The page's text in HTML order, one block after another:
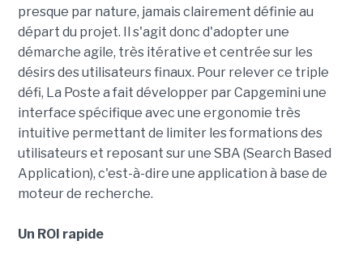
presque par nature, jamais clairement définie au
départ du projet. Il s'agit donc d'adopter une
démarche agile, très itérative et centrée sur les
désirs des utilisateurs finaux. Pour relever ce triple
défi, La Poste a fait développer par Capgemini une
interface spécifique avec une ergonomie très
intuitive permettant de limiter les formations des
utilisateurs et reposant sur une SBA (Search Based
Application), c'est-à-dire une application à base de
moteur de recherche.
Un ROI rapide